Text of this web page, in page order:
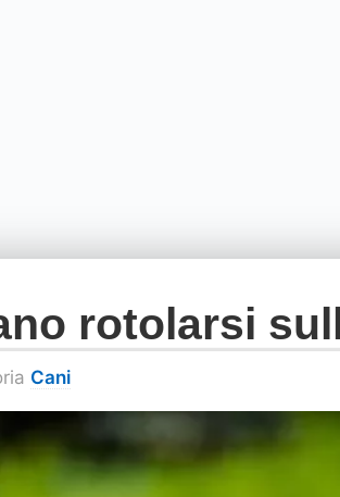
rotolarsi
Cani